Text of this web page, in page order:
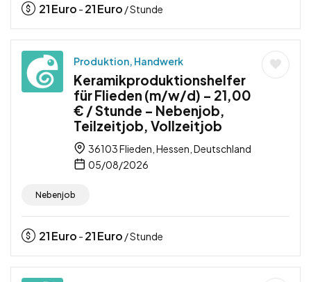
21Euro - 21Euro / Stunde
Produktion, Handwerk
Keramikproduktionshelfer
für Flieden (m/w/d) – 21,00
€ / Stunde – Nebenjob,
Teilzeitjob, Vollzeitjob
36103 Flieden, Hessen, Deutschland
05/08/2026
Nebenjob
21Euro - 21Euro / Stunde